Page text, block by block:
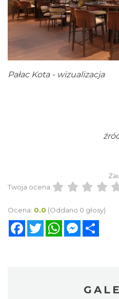
Pałac Kota - wizualizacja
Twoja ocena:
Ocena: 0.0 (Oddano 0 głosy)
FacebookTwitterWhatsApp